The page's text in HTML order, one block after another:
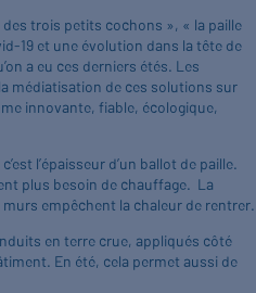
trois petits cochons », « la paille
19 et une évolution dans la tête de
a eu ces derniers étés. Les
médiatisation de ces solutions sur
innovante, fiable, écologique,
l’épaisseur d’un ballot de paille.
plus besoin de chauffage. La
empêchent la chaleur de rentrer.
en terre crue, appliqués côté
En été, cela permet aussi de